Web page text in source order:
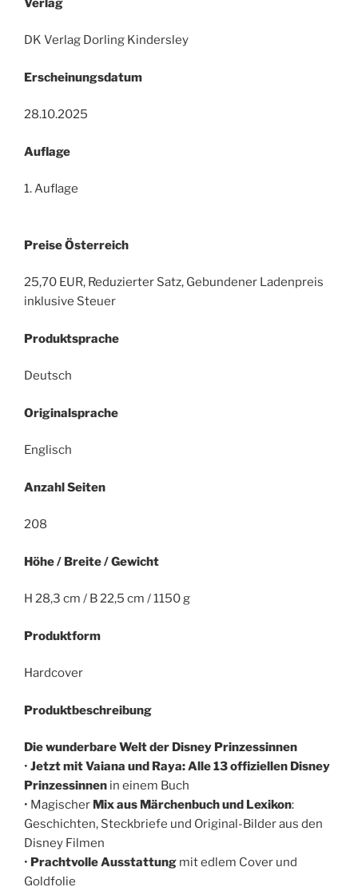
Verlag
DK Verlag Dorling Kindersley
Erscheinungsdatum
28.10.2025
Auflage
1. Auflage
Preise Österreich
25,70 EUR, Reduzierter Satz, Gebundener Ladenpreis
inklusive Steuer
Produktsprache
Deutsch
Originalsprache
Englisch
Anzahl Seiten
208
Höhe / Breite / Gewicht
H 28,3 cm / B 22,5 cm / 1150 g
Produktform
Hardcover
Produktbeschreibung
Die wunderbare Welt der Disney Prinzessinnen
• Jetzt mit Vaiana und Raya: Alle 13 offiziellen Disney
Prinzessinnen in einem Buch
• Magischer Mix aus Märchenbuch und Lexikon:
Geschichten, Steckbriefe und Original-Bilder aus den
Disney Filmen
• Prachtvolle Ausstattung mit edlem Cover und
Goldfolie